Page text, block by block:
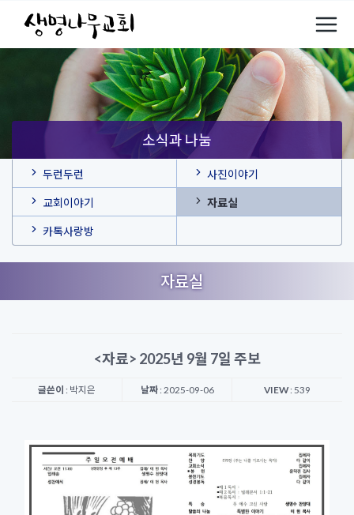
소식과 나눔
두런두런 사진이야기
교회이야기 자료실
카톡사랑방
자료실
<자료> 2025년 9월 7일 주보
글쓴이 : 박지은 날짜: 2025-09-06 VIEW: 539